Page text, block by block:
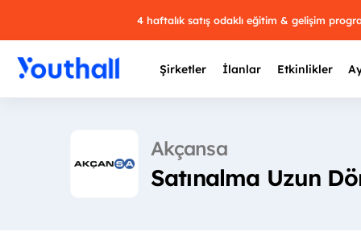
4 haftalık satış odaklı eğitim & gelişim
Şirketler İlanlar Etkinlikler
Akçansa
Satınalma Uzun